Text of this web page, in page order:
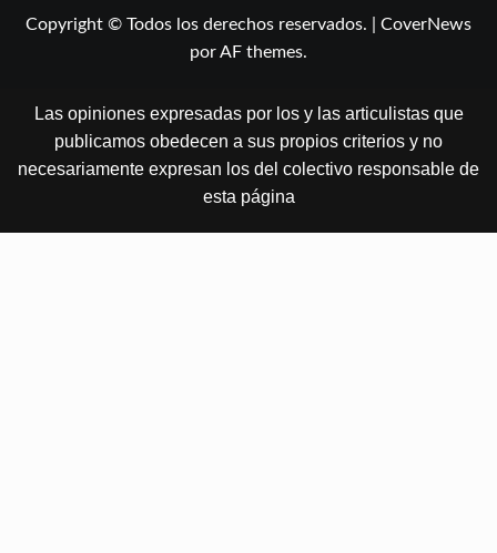
Copyright © Todos los derechos reservados.
CoverNews
por AF themes.
Las opiniones expresadas por los y las articulistas que
publicamos obedecen a sus propios criterios y no
necesariamente expresan los del colectivo responsable de
esta página